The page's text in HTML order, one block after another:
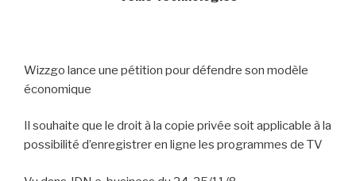
Wizzgo lance une pétition pour défendre son modèle
économique
Il souhaite que le droit à la copie privée soit applicable à la
possibilité d’enregistrer en ligne les programmes de TV